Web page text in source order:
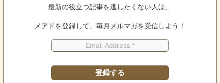
最新の役立つ記事を逃したくない人は、
メアドを登録して、毎月メルマガを受信しよう！